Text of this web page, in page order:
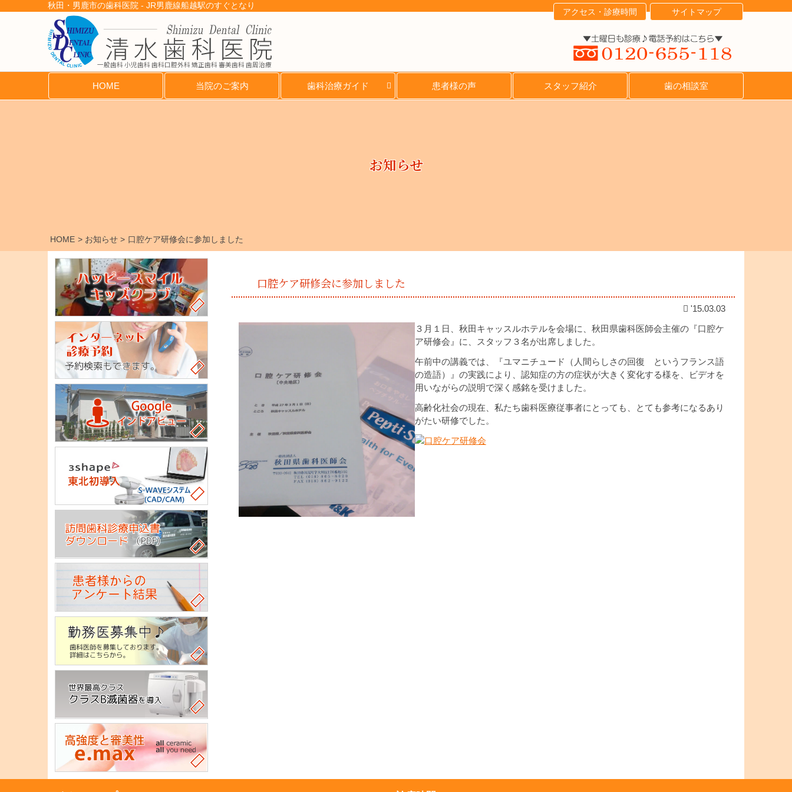
秋田・男鹿市の歯科医院 - JR男鹿線船越駅のすぐとなり
一般歯科 小児歯科 歯科口腔外科 矯正歯科 審美歯科 歯周治療
HOME 当院のご案内 歯科治療ガイド 患者様の声 スタッフ紹介 歯の相談室
アクセス・診療時間 サイトマップ
お知らせ
HOME お知らせ 口腔ケア研修会に参加しました
口腔ケア研修会に参加しました
'15.03.03
３月１日、秋田キャッスルホテルを会場に、秋田県歯科医師会主催の『口腔ケ
ア研修会』に、スタッフ３名が出席しました。
午前中の講義では、『ユマニチュード（人間らしさの回復 というフランス語
の造語）』の実践により、認知症の方の症状が大きく変化する様を、ビデオを
用いながらの説明で深く感銘を受けました。
高齢化社会の現在、私たち歯科医療従事者にとっても、とても参考になるあり
がたい研修でした。